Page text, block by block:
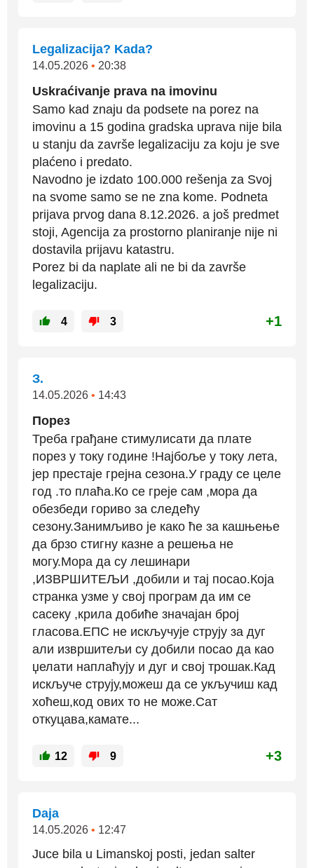
Legalizacija? Kada?
14.05.2026 • 20:38
Uskraćivanje prava na imovinu
Samo kad znaju da podsete na porez na
imovinu a 15 godina gradska uprava nije bila
u stanju da završe legalizaciju za koju je sve
plaćeno i predato.
Navodno je izdato 100.000 rešenja za Svoj
na svome samo se ne zna kome. Podneta
prijava prvog dana 8.12.2026. a još predmet
stoji, Agencija za prostorno planiranje nije ni
dostavila prijavu katastru.
Porez bi da naplate ali ne bi da završe
legalizaciju.
4 3 +1
З.
14.05.2026 • 14:43
Порез
Треба грађане стимулисати да плате
порез у току године !Најбоље у току лета,
јер престаје грејна сезона.У граду се целе
год .то плаћа.Ко се греје сам ,мора да
обезбеди гориво за следећу
сезону.Занимљиво је како ће за кашњење
да брзо стигну казне а решења не
могу.Мора да су лешинари
,ИЗВРШИТЕЉИ ,добили и тај посао.Која
странка узме у свој програм да им се
сасеку ,крила добиће значајан број
гласова.ЕПС не искључује струју за дуг
али извршитељи су добили посао да као
џелати наплаћују и дуг и свој трошак.Кад
искључе струју,можеш да се укључиш кад
хоћеш,код ових то не може.Сат
откуцава,камате...
12 9 +3
Daja
14.05.2026 • 12:47
Juce bila u Limanskoj posti, jedan salter